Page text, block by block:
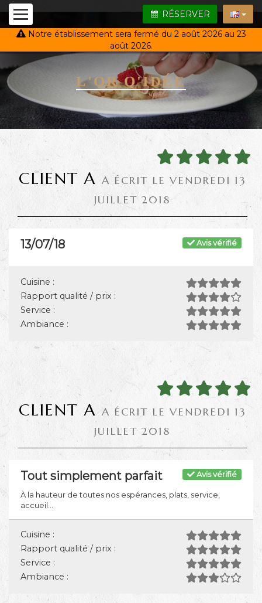
RÉSERVER
Notre établissement sera fermé du 2 août 2026 au 23
août 2026.
L'OR Q'IDÉE
CLIENT A A ÉCRIT LE VENDREDI 13
JUILLET 2018
Avis vérifié
13/07/18
Cuisine :
Rapport qualité / prix :
Service :
Ambiance :
CLIENT A A ÉCRIT LE VENDREDI 13
JUILLET 2018
Avis vérifié
Tout simplement parfait
À la hauteur de toutes nos espérances, plats, service,
accueil...
Cuisine :
Rapport qualité / prix :
Service :
Ambiance :